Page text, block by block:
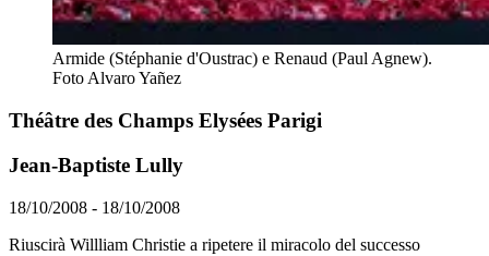
Armide (Stéphanie d'Oustrac) e Renaud (Paul Agnew).
Foto Alvaro Yañez
Théâtre des Champs Elysées Parigi
Jean-Baptiste Lully
18/10/2008 - 18/10/2008
Riuscirà Willliam Christie a ripetere il miracolo del successo